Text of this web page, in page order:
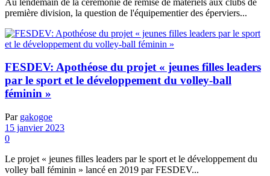
première division, la question de l'équipementier des éperviers...
FESDEV: Apothéose du projet « jeunes filles leaders
par le sport et le développement du volley-ball
féminin »
Par gakogoe
15 janvier 2023
0
Le projet « jeunes filles leaders par le sport et le développement du
volley ball féminin » lancé en 2019 par FESDEV...